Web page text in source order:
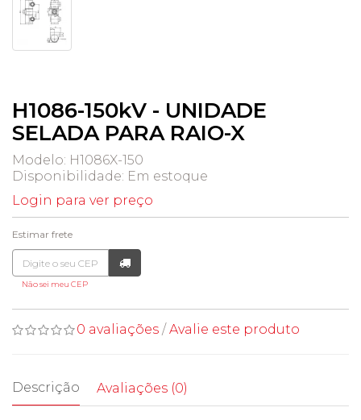
H1086-150kV - UNIDADE
SELADA PARA RAIO-X
Modelo: H1086X-150
Disponibilidade: Em estoque
Login para ver preço
Estimar frete
Não sei meu CEP
0 avaliações / Avalie este produto
Descrição Avaliações (0)